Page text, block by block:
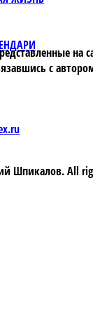
на
с
Шпикалов. All